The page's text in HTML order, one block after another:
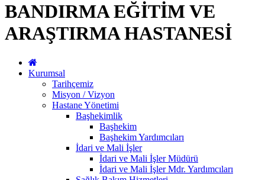
BANDIRMA EĞİTİM VE
ARAŞTIRMA HASTANESİ
Kurumsal
Tarihçemiz
Misyon / Vizyon
Hastane Yönetimi
Başhekimlik
Başhekim
Başhekim Yardımcıları
İdari ve Mali İşler
İdari ve Mali İşler Müdürü
İdari ve Mali İşler Mdr. Yardımcıları